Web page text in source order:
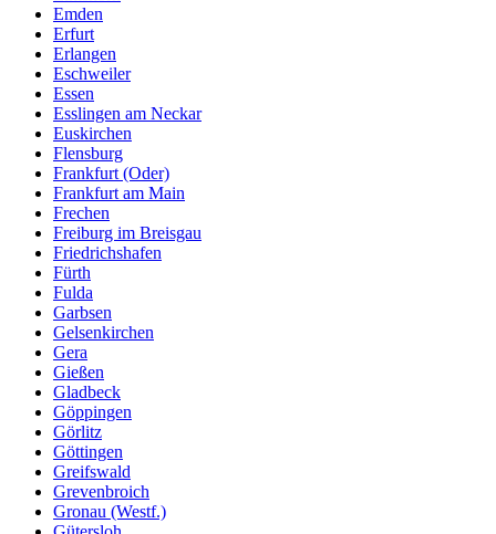
Emden
Erfurt
Erlangen
Eschweiler
Essen
Esslingen am Neckar
Euskirchen
Flensburg
Frankfurt (Oder)
Frankfurt am Main
Frechen
Freiburg im Breisgau
Friedrichshafen
Fürth
Fulda
Garbsen
Gelsenkirchen
Gera
Gießen
Gladbeck
Göppingen
Görlitz
Göttingen
Greifswald
Grevenbroich
Gronau (Westf.)